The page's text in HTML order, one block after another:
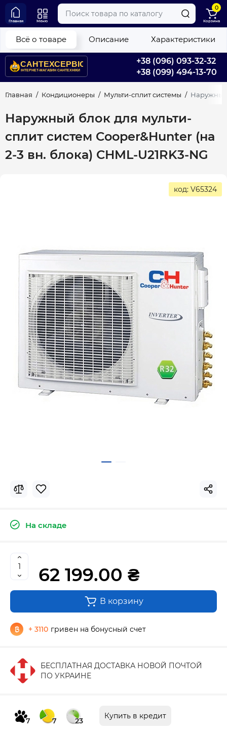
+38 (096) 093-32-32
+38 (099) 494-13-70
Главная Меню
0
Корзина
Главная Кондиционеры Мульти-сплит системы Наружный
Наружный блок для мульти-
сплит систем Cooper&Hunter (на
2-3 вн. блока) CHML-U21RK3-NG
Всё о товаре Описание Характеристики
код: V65324
На складе
62 199.00 ₴
В корзину
+ 3110 гривен на бонусный счет
БЕСПЛАТНАЯ ДОСТАВКА НОВОЙ ПОЧТОЙ
ПО УКРАИНЕ
7 7 23
Купить в кредит